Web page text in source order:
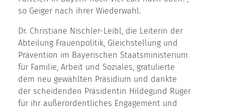
so Geiger nach ihrer Wiederwahl.
Dr. Christiane Nischler-Leibl, die Leiterin der
Abteilung Frauenpolitik, Gleichstellung und
Prävention im Bayerischen Staatsministerium
für Familie, Arbeit und Soziales, gratulierte
dem neu gewählten Präsidium und dankte
der scheidenden Präsidentin Hildegund Rüger
für ihr außerordentliches Engagement und